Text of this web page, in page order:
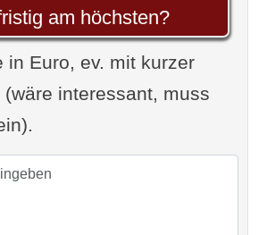
am höchsten?
in Euro, ev. mit kurzer
interessant, muss